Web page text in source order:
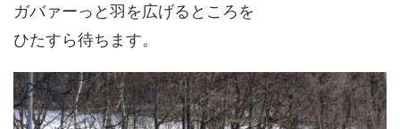
ガバァーっと羽を広げるところを
ひたすら待ちます。